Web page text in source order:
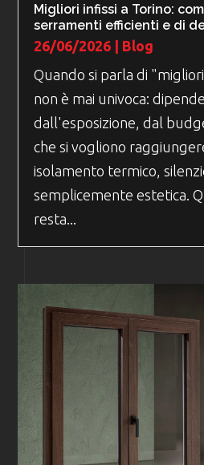
Migliori infissi a Torino:
serramenti efficienti e di
26/06/2026 | Blog
Quando si parla di
non è mai univoca:
dall'esposizione, dal
che si vogliono
isolamento termico,
semplicemente estetica.
resta...